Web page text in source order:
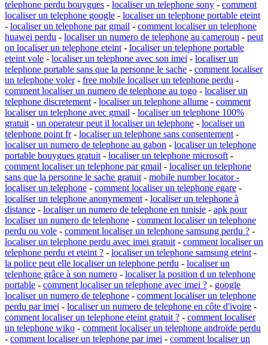
telephone perdu bouygues - localiser un telephone sony - comment
localiser un telephone google - localiser un telephone portable eteint
- localiser un telephone par gmail - comment localiser un telephone
huawei perdu - localiser un numero de telephone au cameroun - peut
on localiser un telephone eteint - localiser un telephone portable
eteint vole - localiser un telephone avec son imei - localiser un
telephone portable sans que la personne le sache - comment localiser
un telephone voler- free mobile localiser un telephone perdu -
comment localiser un numero de telephone au togo - localiser un
telephone discretement - localiser un telephone allume - comment
localiser un telephone avec gmail - localiser un telephone 100%
gratuit - un operateur peut il localiser un telephone - localiser un
telephone point fr- localiser un telephone sans consentement -
localiser un numero de telephone au gabon - localiser un telephone
portable bouygues gratuit - localiser un telephone microsoft -
comment localiser un telephone par gmail - localiser un telephone
sans que la personne le sache gratuit - mobile number locator -
localiser un telephone - comment localiser un telephone egare -
localiser un telephone anonymement - localiser un telephone à
distance - localiser un numero de telephone en tunisie - apk pour
localiser un numero de telephone - comment localiser un telephone
perdu ou vole - comment localiser un telephone samsung perdu ? -
localiser un telephone perdu avec imei gratuit - comment localiser un
telephone perdu et eteint ? - localiser un telephone samsung eteint -
la police peut elle localiser un telephone perdu - localiser un
telephone grâce à son numero - localiser la position d un telephone
portable - comment localiser un telephone avec imei ? - google
localiser un numero de telephone - comment localiser un telephone
perdu par imei - localiser un numero de telephone en côte d'ivoire -
comment localiser un telephone eteint gratuit ? - comment localiser
un telephone wiko - comment localiser un telephone androïde perdu
- comment localiser un telephone par imei - comment localiser un